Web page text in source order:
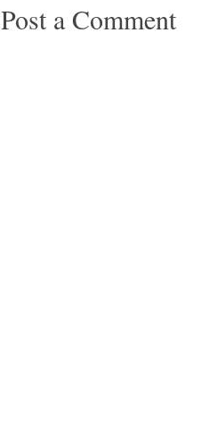
Post a Comment